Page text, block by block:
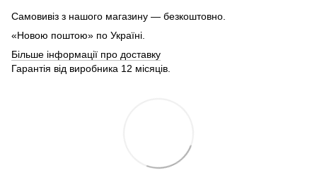
Самовивіз з нашого магазину — безкоштовно.
«Новою поштою» по Україні.
Більше інформації про доставку
Гарантія від виробника 12 місяців.